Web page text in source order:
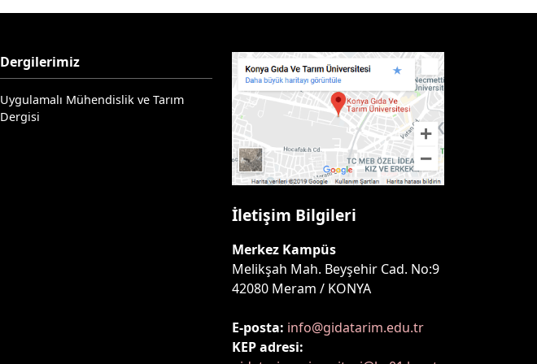
Dergilerimiz
Uygulamalı Mühendislik ve Tarım
Dergisi
İletişim Bilgileri
Merkez Kampüs
Melikşah Mah. Beyşehir Cad. No:9
42080 Meram / KONYA
E-posta: info@gidatarim.edu.tr
KEP adresi: